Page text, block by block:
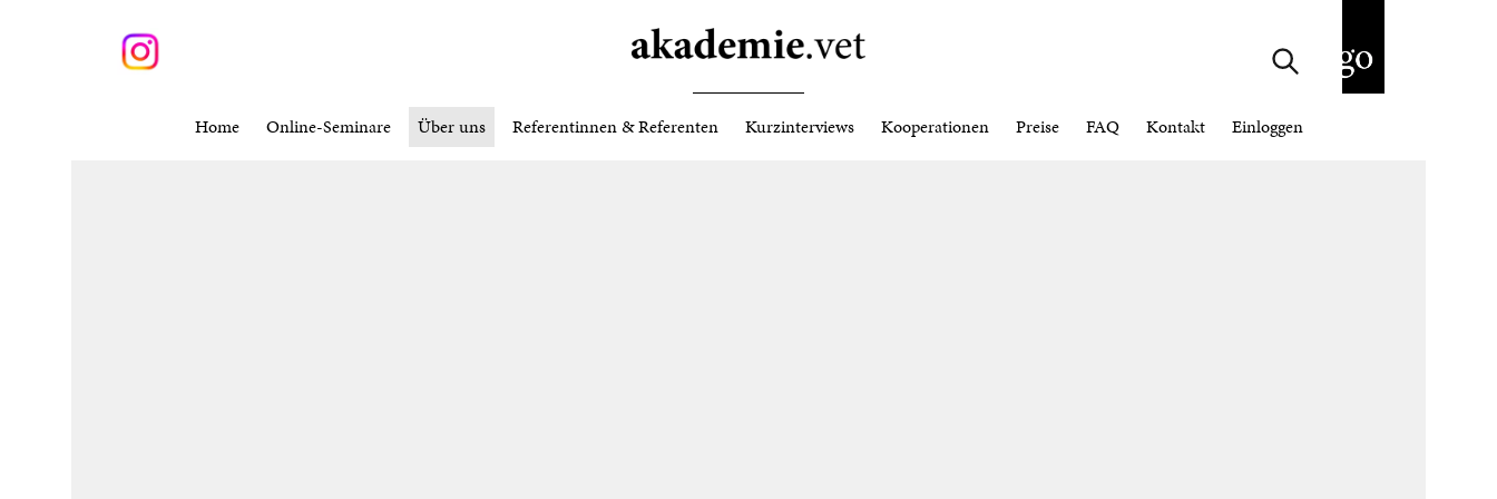
Kurse suchen
Home Online-Seminare Über uns Referentinnen & Referenten Kurzinterviews Kooperationen Preise FAQ Kontakt Einloggen